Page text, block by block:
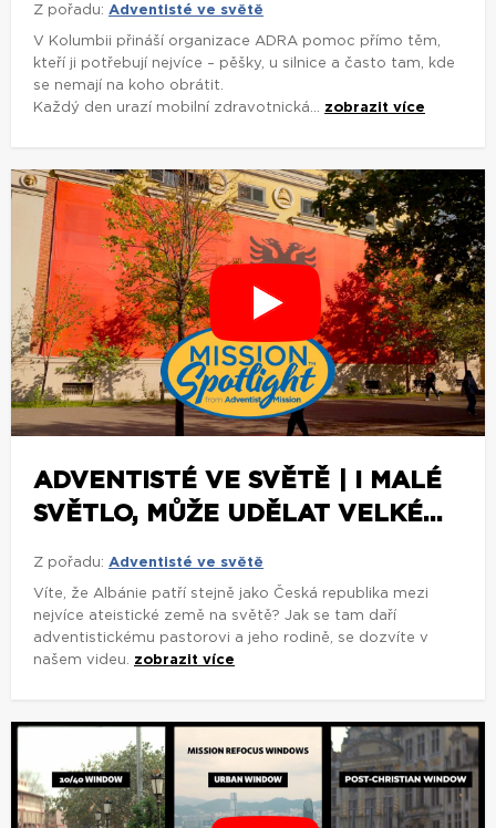
Z pořadu: Adventisté ve světě
V Kolumbii přináší organizace ADRA pomoc přímo těm,
kteří ji potřebují nejvíce – pěšky, u silnice a často tam, kde
se nemají na koho obrátit.
Každý den urazí mobilní zdravotnická... zobrazit více
ADVENTISTÉ VE SVĚTĚ | I MALÉ
SVĚTLO, MŮŽE UDĚLAT VELKÉ...
Z pořadu: Adventisté ve světě
Víte, že Albánie patří stejně jako Česká republika mezi
nejvíce ateistické země na světě? Jak se tam daří
adventistickému pastorovi a jeho rodině, se dozvíte v
našem videu. zobrazit více